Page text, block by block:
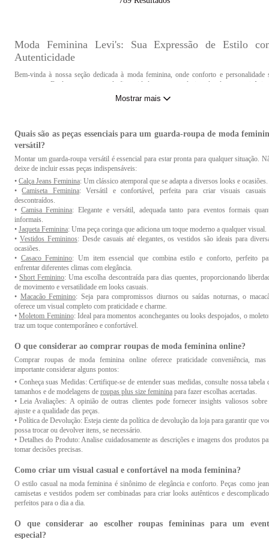
Moda Feminina Levi's: Sua Expressão de Estilo
Autenticidade
Bem-vinda à nossa seção dedicada à moda feminina, onde conforto e personalidade
encontram. Explore a nossa coleção cuidadosamente selecionada de peças
todos os tamanhos
que elevarão o seu estilo a outro patamar. Desde
camisetas femininas
Como cuidar adequadamente das roupas e acessórios
moda feminina para prolongar sua vida útil?
Para garantir a durabilidade e o brilho contínuo das suas roupas e acessórios de
feminina, adote práticas cuidadosas. Siga as instruções de lavagem, armazene em
arejados, evite uso excessivo, cuide de acessórios e realize pequenos
prontamente. Com esses cuidados, suas peças favoritas permanecerão impecáveis por
tempo, prontas para todas as ocasiões.
Instruções de lavagem, armazenamento e manutenção
diferentes tipos de tecidos e materiais:
Lembre-se de verificar as etiquetas de cuidado específicas de cada peça para
melhor manutenção. Esses cuidados ajudarão a preservar a qualidade e a aparência das
roupas e acessórios por mais tempo, as instruções detalhadas para lavagem
armazenamento levam em consideração diferentes tecidos e materiais, o que garante
suas peças permaneçam impecáveis.
ocasiões na moda feminina:
Escolher apropriadamente as roupas para diferentes eventos e ocasiões na moda
envolve optar por peças elegantes para eventos especiais, trajes profissionais
trabalho, conforto descontraído para passeios informais e peças leves ao ar livre.
vestido preto clássico é uma opção versátil para situações imprevistas,
confiança e adequação em todos os contextos.
Misturando diferentes estilos e texturas para criar
interessantes:
texturas variadas. Misture peças casuais com elementos sofisticados, como jeans e
rendadas, ou experimente tecidos contrastantes, como seda e couro, para um
intrigante. Jogar com estampas sutis e ousadas e adicionar acessórios marcantes
look, resultando em composições originais e cheias de personalidade.
Mostrar mais
Quais são as peças essenciais para um guarda-roupa de moda
versátil?
Montar um guarda-roupa versátil é essencial para estar pronta para qualquer situação.
deixe de incluir essas peças indispensáveis:
• Calça Jeans Feminina: Um clássico atemporal que se adapta a diversos looks e ocasiões.
•Camiseta Feminina: Versátil e confortável, perfeita para criar visuais casuais
descontraídos.
• Camisa Feminina: Elegante e versátil, adequada tanto para eventos formais
informais.
• Jaqueta Feminina: Uma peça coringa que adiciona um toque moderno a qualquer visual.
• Vestidos Femininos: Desde casuais até elegantes, os vestidos são ideais para
ocasiões.
• Casaco Feminino: Um item essencial que combina estilo e conforto, perfeito
enfrentar diferentes climas com elegância.
•Short Feminino: Uma escolha descontraída para dias quentes, proporcionando
de movimento e versatilidade em looks casuais.
• Macacão Feminino: Seja para compromissos diurnos ou saídas noturnas, o
oferece um visual completo com praticidade e charme.
•Moletom Feminino: Ideal para momentos aconchegantes ou looks despojados, o
traz um toque contemporâneo e confortável.
O que considerar ao comprar roupas de moda feminina online?
Comprar roupas de moda feminina online oferece praticidade conveniência,
importante considerar alguns pontos:
• Conheça suas Medidas: Certifique-se de entender suas medidas, consulte nossa tabela
tamanhos e de modelagens de roupas plus size feminina para fazer escolhas acertadas.
• Leia Avaliações: A opinião de outras clientes pode fornecer insights valiosos
ajuste e a qualidade das peças.
• Política de Devolução: Esteja ciente da política de devolução da loja para garantir que
possa trocar ou devolver itens, se necessário.
• Detalhes do Produto: Analise cuidadosamente as descrições e imagens dos produtos
tomar decisões precisas.
Como criar um visual casual e confortável na moda feminina?
O estilo casual na moda feminina é sinônimo de elegância e conforto. Peças como
camisetas e vestidos podem ser combinadas para criar looks autênticos e
perfeitos para o dia a dia.
O que considerar ao escolher roupas femininas para um
especial?